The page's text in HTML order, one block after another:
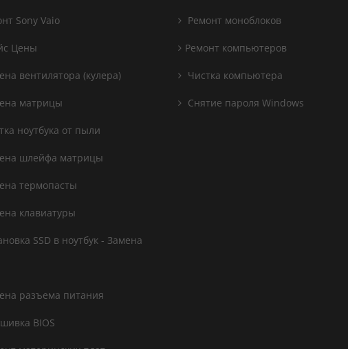
Sony Vaio
Цены
вентилятора (кулера)
матрицы
ноутбука от пыли
шлейфа матрицы
термопасты
клавиатуры
SSD в ноутбук - Замена
разъема питания
BIOS
Ремонт моноблоков
Ремонт компьютеров
Чистка компьютера
Снятие пароля Windows